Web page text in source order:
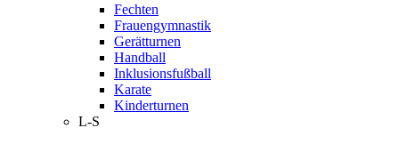
Fechten
Frauengymnastik
Gerätturnen
Handball
Inklusionsfußball
Karate
Kinderturnen
L-S